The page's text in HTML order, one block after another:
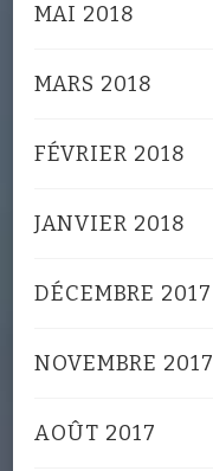
MAI 2018
MARS 2018
FÉVRIER 2018
JANVIER 2018
DÉCEMBRE 2017
NOVEMBRE 2017
AOÛT 2017